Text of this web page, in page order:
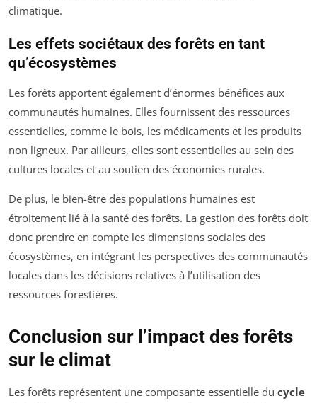
climatique.
Les effets sociétaux des forêts en tant
qu’écosystèmes
Les forêts apportent également d’énormes bénéfices aux
communautés humaines. Elles fournissent des ressources
essentielles, comme le bois, les médicaments et les produits
non ligneux. Par ailleurs, elles sont essentielles au sein des
cultures locales et au soutien des économies rurales.
De plus, le bien-être des populations humaines est
étroitement lié à la santé des forêts. La gestion des forêts doit
donc prendre en compte les dimensions sociales des
écosystèmes, en intégrant les perspectives des communautés
locales dans les décisions relatives à l’utilisation des
ressources forestières.
Conclusion sur l’impact des forêts
sur le climat
Les forêts représentent une composante essentielle du cycle